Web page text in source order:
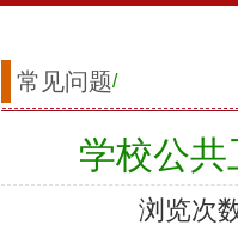
常见问题/
学校公
浏览次